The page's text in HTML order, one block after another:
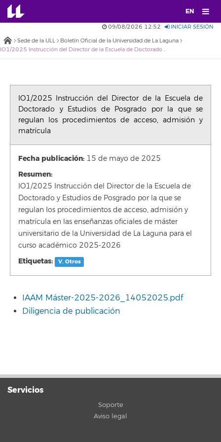
EN
09/08/2026 12:52 INICIAR SESIÓN
Sede de la ULL
Boletín Oficial de la Universidad de La Laguna
IO1/2025 Instrucción del Director de la Escuela de Doctorado y Estudios de Posgrado por la que se regulan los procedimientos de acceso, admisión y matrícula
IO1/2025 Instrucción del Director de la Escuela de
Doctorado y Estudios de Posgrado por la que se
regulan los procedimientos de acceso, admisión y
matrícula
Fecha publicación: 15 de mayo de 2025
Resumen:
IO1/2025 Instrucción del Director de la Escuela de
Doctorado y Estudios de Posgrado por la que se
regulan los procedimientos de acceso, admisión y
matrícula en las enseñanzas oficiales de máster
universitario de la Universidad de La Laguna para el
curso académico 2025-2026
Etiquetas: V. Otros
IAAM Máster-2025-2026_14052025.pdf
Diligencia de publicación
Servicios
Soporte
Aviso legal